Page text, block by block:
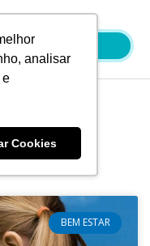
analisar
e
Cookies
BEM ESTAR